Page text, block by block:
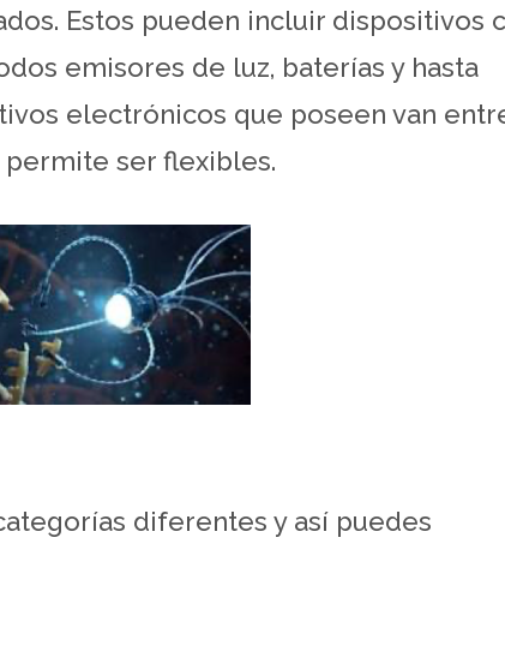
Estos pueden incluir dispositivos
emisores de luz, baterías y hasta
electrónicos que poseen van
ser flexibles.
diferentes y así puedes